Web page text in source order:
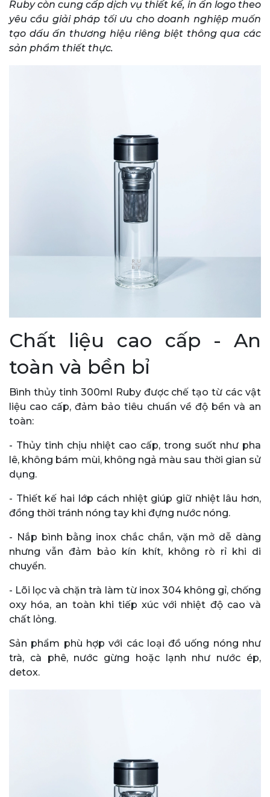
Ruby còn cung cấp dịch vụ thiết kế, in ấn logo theo
yêu cầu giải pháp tối ưu cho doanh nghiệp muốn
tạo dấu ấn thương hiệu riêng biệt thông qua các
sản phẩm thiết thực.
Chất liệu cao cấp - An
toàn và bền bỉ
Bình thủy tinh 300ml Ruby được chế tạo từ các vật
liệu cao cấp, đảm bảo tiêu chuẩn về độ bền và an
toàn:
- Thủy tinh chịu nhiệt cao cấp, trong suốt như pha
lê, không bám mùi, không ngả màu sau thời gian sử
dụng.
- Thiết kế hai lớp cách nhiệt giúp giữ nhiệt lâu hơn,
đồng thời tránh nóng tay khi đựng nước nóng.
- Nắp bình bằng inox chắc chắn, vặn mở dễ dàng
nhưng vẫn đảm bảo kín khít, không rò rỉ khi di
chuyển.
- Lõi lọc và chặn trà làm từ inox 304 không gỉ, chống
oxy hóa, an toàn khi tiếp xúc với nhiệt độ cao và
chất lỏng.
Sản phẩm phù hợp với các loại đồ uống nóng như
trà, cà phê, nước gừng hoặc lạnh như nước ép,
detox.